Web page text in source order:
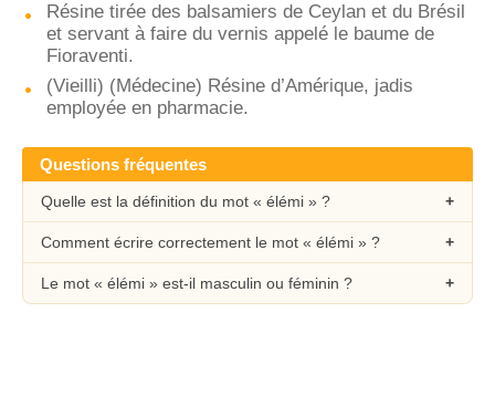
Résine tirée des balsamiers de Ceylan et du Brésil
et servant à faire du vernis appelé le baume de
Fioraventi.
(Vieilli) (Médecine) Résine d’Amérique, jadis
employée en pharmacie.
Questions fréquentes
Quelle est la définition du mot « élémi » ?
Comment écrire correctement le mot « élémi » ?
Le mot « élémi » est-il masculin ou féminin ?